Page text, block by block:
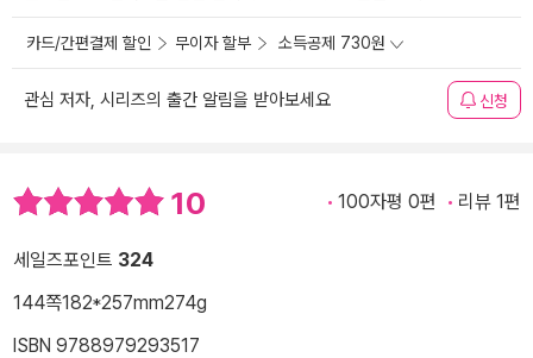
카드/간편결제 할인 무이자 할부 소득공제 730원
관심 저자, 시리즈의 출간 알림을 받아보세요 신청
10 100자평 0편 리뷰 1편
세일즈포인트 324
144쪽182*257mm274g
ISBN 9788979293517